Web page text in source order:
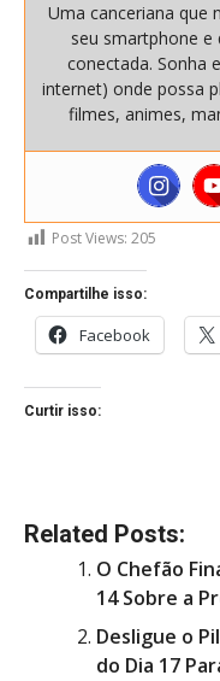
Uma canceriana que
seu smartphone
conectada. Sonha
internet) onde possa
filmes, animes,
Post Views: 205
Compartilhe isso:
Facebook
Curtir isso:
Related Posts:
O Chefão
14 Sobre a
Desligue o
do Dia 17